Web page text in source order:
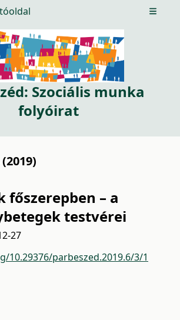
Open
Szociális munka
folyóirat
főszerepben – a
testvérei
27
10.29376/parbeszed.2019.6/3/1